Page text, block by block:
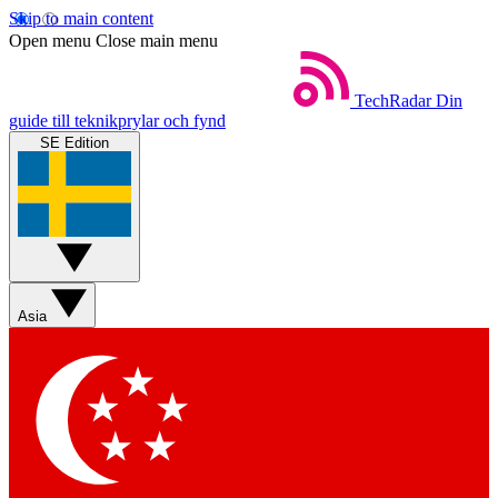
Skip to main content
Open menu Close main menu
TechRadar Din
guide till teknikprylar och fynd
SE Edition
Asia